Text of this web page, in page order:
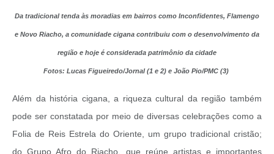
Da tradicional tenda às moradias em bairros como Inconfidentes, Flamengo
e Novo Riacho, a comunidade cigana contribuiu com o desenvolvimento da
região e hoje é considerada patrimônio da cidade
Fotos: Lucas Figueiredo/Jornal (1 e 2) e João Pio/PMC (3)
Além da história cigana, a riqueza cultural da região também
pode ser constatada por meio de diversas celebrações como a
Folia de Reis Estrela do Oriente, um grupo tradicional cristão;
do Grupo Afro do Riacho, que reúne artistas e importantes